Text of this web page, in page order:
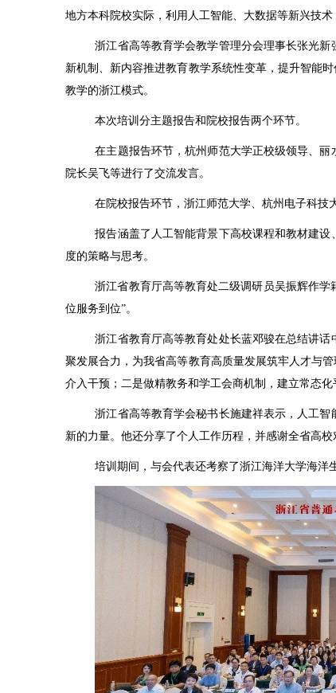
地方本科院校实际，利用人工智能、大数据等新兴技
浙江省高等教育学会教学管理分会理事长张光
新机制、新内容推进教育教学系统性变革，提升智能
教学的浙江模式。
本次培训分主题报告和院校报告两个环节。
在主题报告环节，杭州师范大学正校级领导、
院长吴飞等进行了交流发言。
在院校报告环节，浙江师范大学、杭州电子科技
报告涵盖了人工智能背景下高校课程和教材建
度的策略与思考。
浙江省教育厅高等教育处二级调研员吴振辉作
位服务到位”。
浙江省教育厅高等教育处处长蓝邓骏在总结讲
聚发展合力，为我省高等教育高质量发展筑牢人才与
介入干预；二是做精教务和学工会商机制，建立常态
浙江省高等教育学会秘书长施建祥表示，人工
新的力量。他还分享了个人工作历程，并感谢全省高校
培训期间，与会代表还考察了浙江海洋大学海洋